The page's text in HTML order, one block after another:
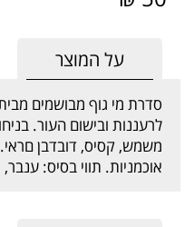
על המוצר
לרעננות ובישום העור.
משמש, קסיס, דובדבן םראי.
אוכמניות. תווי בסיס: ענבר,